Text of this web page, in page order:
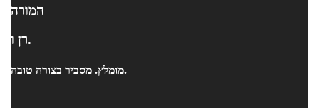
המורה
רן ו.
מומלץ. מסביר בצורה טובה.